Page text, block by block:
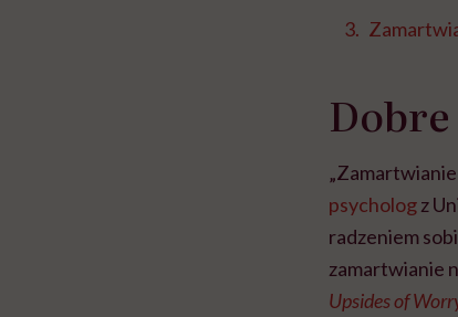
psychologz
radzeniem
zamartwianie
Upsides of